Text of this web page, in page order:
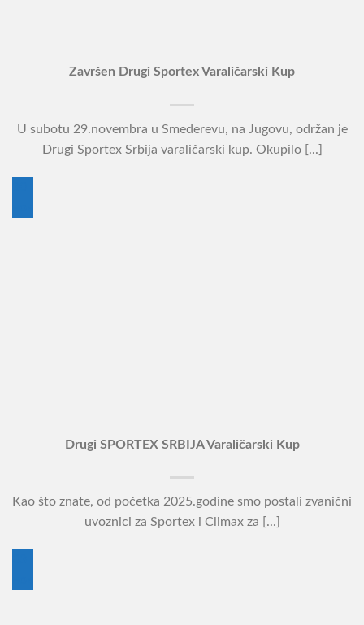
Završen Drugi Sportex Varaličarski Kup
U subotu 29.novembra u Smederevu, na Jugovu, održan je
Drugi Sportex Srbija varaličarski kup. Okupilo [...]
Drugi SPORTEX SRBIJA Varaličarski Kup
Kao što znate, od početka 2025.godine smo postali zvanični
uvoznici za Sportex i Climax za [...]